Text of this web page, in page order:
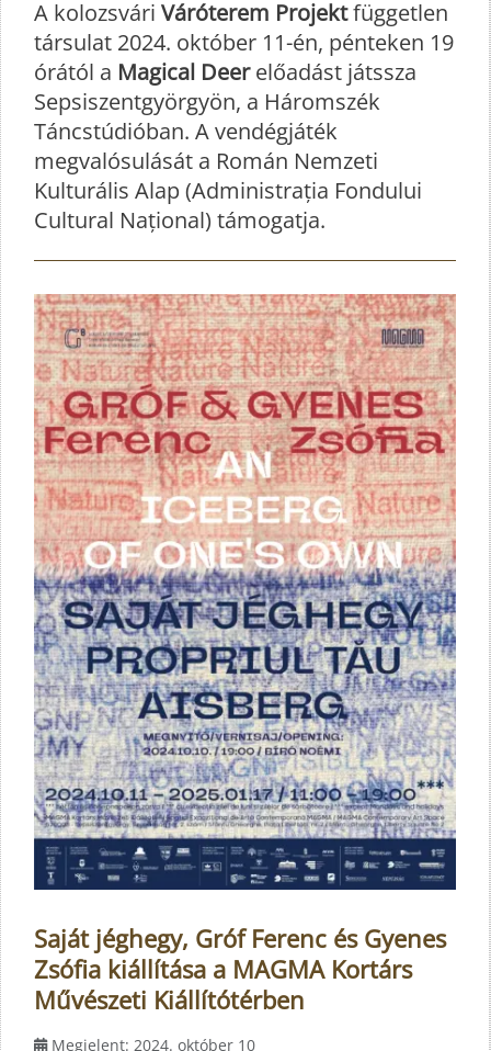
A kolozsvári Váróterem Projektfüggetlen
társulat 2024. október 11-én, pénteken 19
órától a Magical Deerelőadást játssza
Sepsiszentgyörgyön, a Háromszék
Táncstúdióban. A vendégjáték
megvalósulását a Román Nemzeti
Kulturális Alap (Administrația Fondului
Cultural Național) támogatja.
Saját jéghegy, Gróf Ferenc és Gyenes
Zsófia kiállítása a MAGMA Kortárs
Művészeti Kiállítótérben
Megjelent: 2024. október 10